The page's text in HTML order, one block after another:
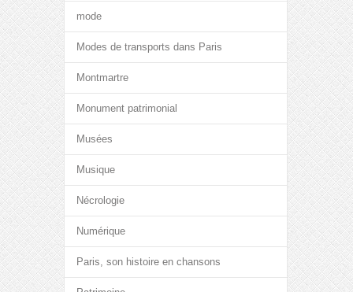
mode
Modes de transports dans Paris
Montmartre
Monument patrimonial
Musées
Musique
Nécrologie
Numérique
Paris, son histoire en chansons